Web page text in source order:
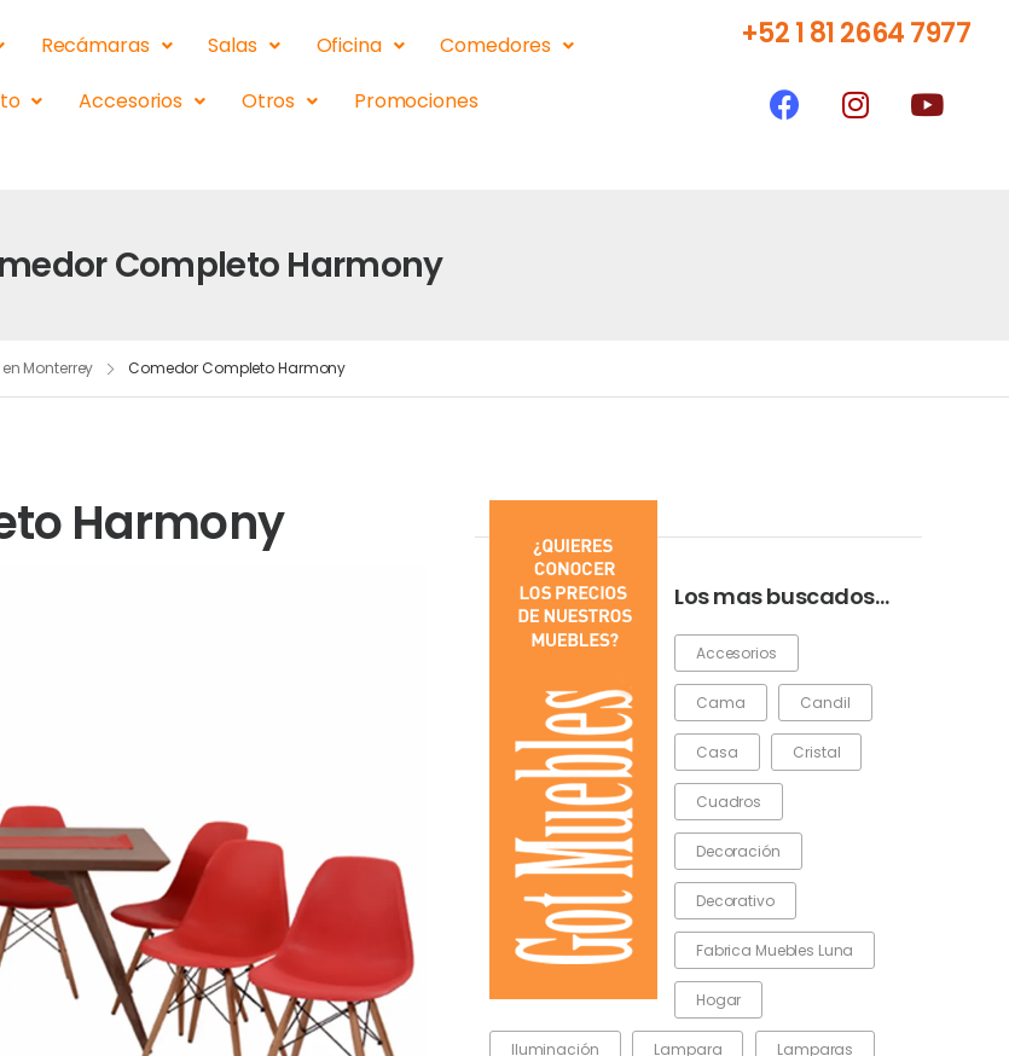
Recámaras Salas Oficina
Comedores
Accesorios Otros Promociones
+52 1 81 2664 7977
Completo Harmony
Monterrey Comedor Completo Harmony
Los mas buscados…
Accesorios
Cama Candil
Casa Cristal
Cuadros
Decoración
Decorativo
Fabrica Muebles Luna
Hogar
Iluminación Lampara Lamparas
Harmony